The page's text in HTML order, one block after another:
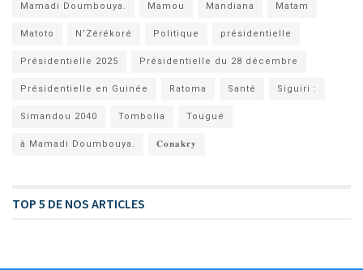
Mamadi Doumbouya. Mamou Mandiana Matam
Matoto N’Zérékoré Politique présidentielle
Présidentielle 2025 Présidentielle du 28 décembre
Présidentielle en Guinée Ratoma Santé Siguiri :
Simandou 2040 Tombolia Tougué
à Mamadi Doumbouya. 𝐂𝐨𝐧𝐚𝐤𝐫𝐲
TOP 5 DE NOS ARTICLES